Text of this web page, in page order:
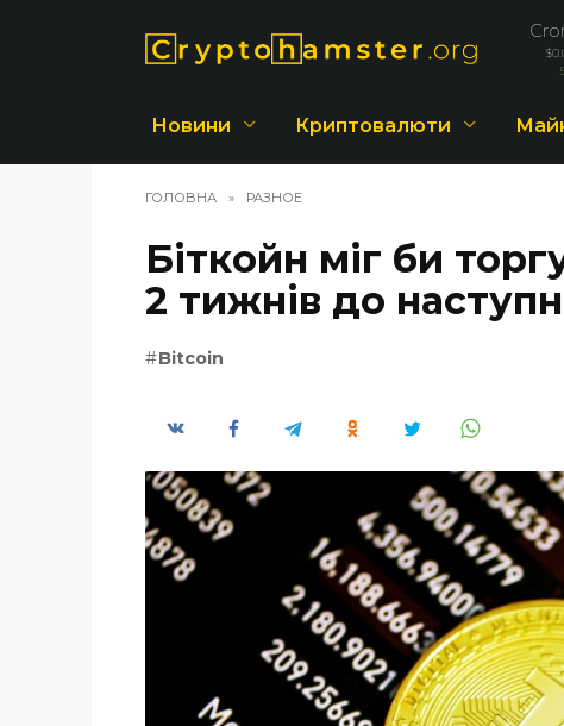
Новини Криптовалюти
ГОЛОВНА » РАЗНОЕ
Біткойн міг би
2 тижнів до
Bitcoin